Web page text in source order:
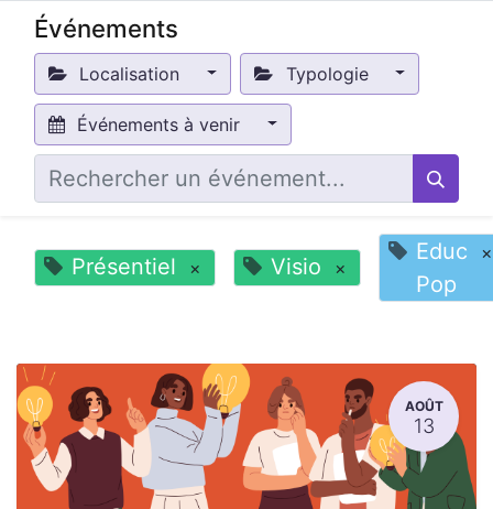
Événements
Localisation Typologie
Événements à venir
Présentiel × Visio ×
Educ
Pop
×
AOÛT
13